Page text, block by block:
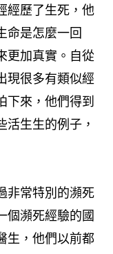
經歷了生死，他
命是怎麼一回
更加真實。自從
現很多有類似經
下來，他們得到
活生生的例子，
非常特別的瀕死
個瀕死經驗的國
生，他們以前都